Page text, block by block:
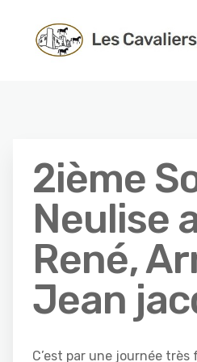
2ième
Neulise
René,
Jean
C’est par une journée très